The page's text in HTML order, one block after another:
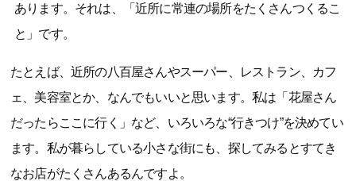
あります。それは、「近所に常連の場所をたくさんつくるこ
と」です。
たとえば、近所の八百屋さんやスーパー、レストラン、カフ
ェ、美容室とか、なんでもいいと思います。私は「花屋さん
だったらここに行く」など、いろいろな“行きつけ”を決めてい
ます。私が暮らしている小さな街にも、探してみるとすてき
なお店がたくさんあるんですよ。